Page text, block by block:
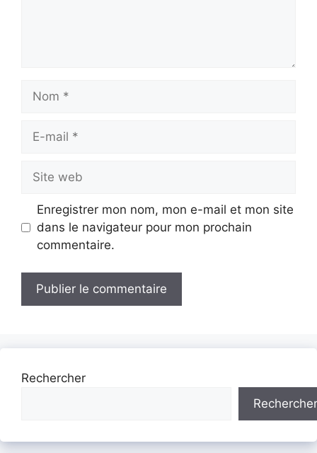
Nom
Site
web
Enregistrer mon nom, mon e-mail et mon site
dans le navigateur pour mon prochain
commentaire.
Rechercher
Rechercher